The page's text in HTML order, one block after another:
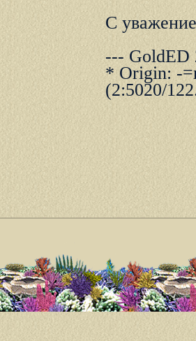
С
--- GoldED
* Origin: -
(2:5020/